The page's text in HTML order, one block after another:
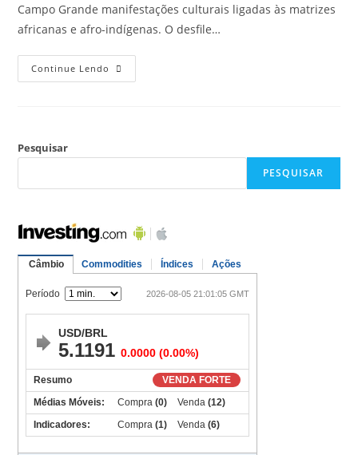
Campo Grande manifestações culturais ligadas às matrizes
africanas e afro-indígenas. O desfile…
Continue Lendo
Pesquisar
PESQUISAR